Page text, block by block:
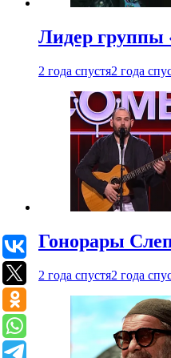
Лидер группы
2 года спустя2 года
Гонорары
2 года спустя2 года